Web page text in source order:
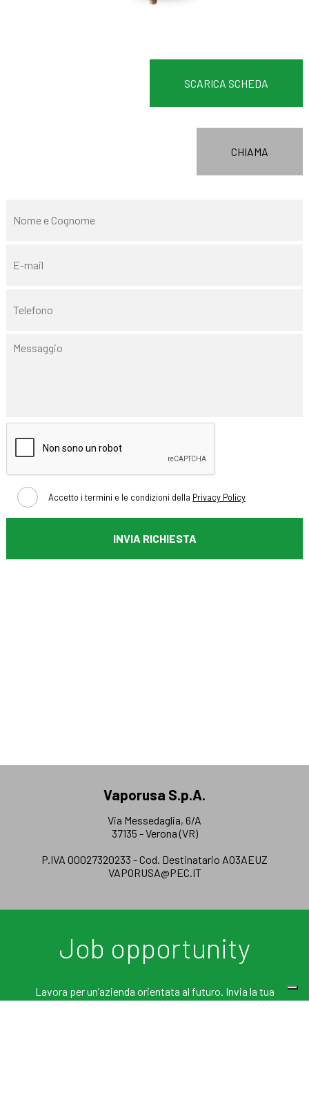
+39 045 504088
INFO@VAPORUSA.COM
IT
EN
SCARICA SCHEDA
CHIAMA
Accetto i termini e le condizioni della Privacy Policy
INVIA RICHIESTA
Vaporusa S.p.A.
Via Messedaglia, 6/A
37135 - Verona (VR)
P.IVA 00027320233 - Cod. Destinatario AO3AEUZ
VAPORUSA@PEC.IT
Job opportunity
Lavora per un’azienda orientata al futuro. Invia la tua
candidatura.